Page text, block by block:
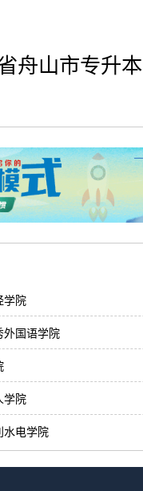
舟山市专升
学院
外国语学院
学院
水电学院